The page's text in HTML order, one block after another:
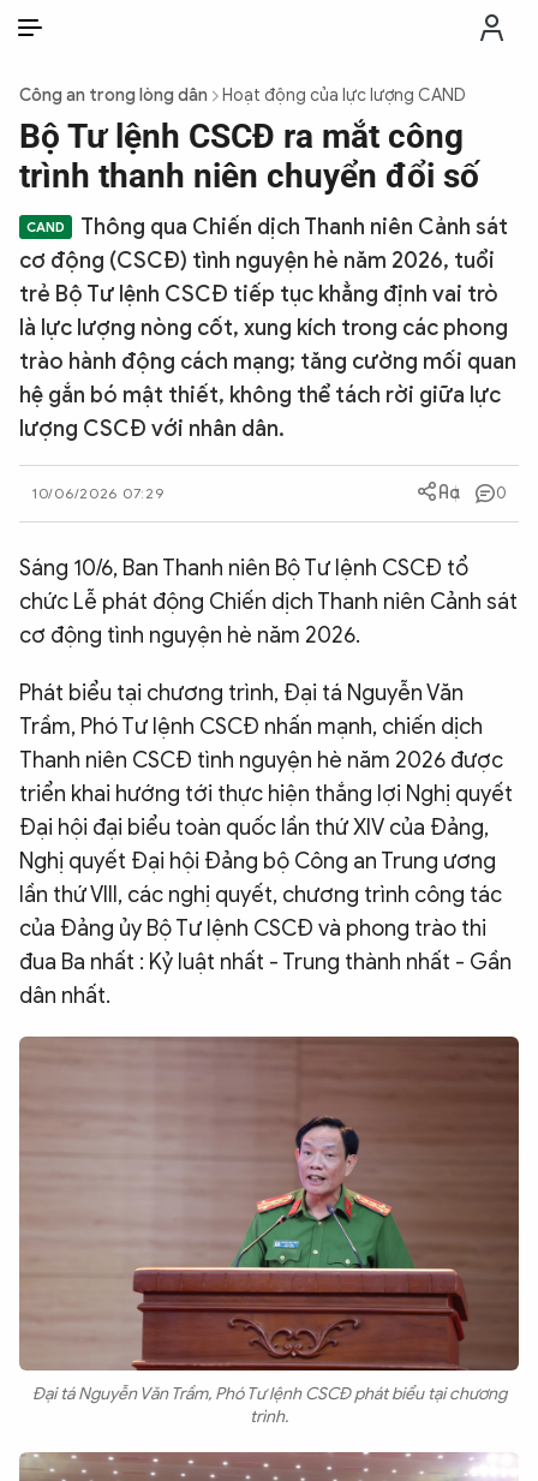
THỜI SỰ
CÔNG AN TRONG LÒNG DÂN
XÃ HỘI
PHÁP LUẬT
CÔNG NGHỆ
QUỐC TẾ
VĂN HÓA - THỂ THAO
BẠN ĐỌC & CAND
ĐA PHƯƠNG TIỆN
eMagazine
Podcast
Video
Infographic
Chuyên trang An ninh thế giới Văn nghệ Công an
Chuyên đề
Công an trong lòng dân Hoạt động của lực lượng CAND
Bộ Tư lệnh CSCĐ ra mắt công
trình thanh niên chuyển đổi số
Thông qua Chiến dịch Thanh niên Cảnh sát
cơ động (CSCĐ) tình nguyện hè năm 2026, tuổi
trẻ Bộ Tư lệnh CSCĐ tiếp tục khẳng định vai trò
là lực lượng nòng cốt, xung kích trong các phong
trào hành động cách mạng; tăng cường mối quan
hệ gắn bó mật thiết, không thể tách rời giữa lực
lượng CSCĐ với nhân dân.
10/06/2026 07:29 0
Sáng 10/6, Ban Thanh niên Bộ Tư lệnh CSCĐ tổ
chức Lễ phát động Chiến dịch Thanh niên Cảnh sát
cơ động tình nguyện hè năm 2026.
Phát biểu tại chương trình, Đại tá Nguyễn Văn
Trầm, Phó Tư lệnh CSCĐ nhấn mạnh, chiến dịch
Thanh niên CSCĐ tình nguyện hè năm 2026 được
triển khai hướng tới thực hiện thắng lợi Nghị quyết
Đại hội đại biểu toàn quốc lần thứ XIV của Đảng,
Nghị quyết Đại hội Đảng bộ Công an Trung ương
lần thứ VIII, các nghị quyết, chương trình công tác
của Đảng ủy Bộ Tư lệnh CSCĐ và phong trào thi
đua Ba nhất : Kỷ luật nhất - Trung thành nhất - Gần
dân nhất.
Đại tá Nguyễn Văn Trầm, Phó Tư lệnh CSCĐ phát biểu tại chương
trình.